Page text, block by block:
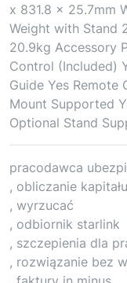
x 831.8 x 25.7mm
Weight with Stand
20.9kg Accessory
Control (Included)
Guide Yes Remote
Mount Supported
Optional Stand
pracodawca
, obliczanie
, wyrzucać
, odbiornik starlink
, szczepienia dla
, rozwiązanie bez